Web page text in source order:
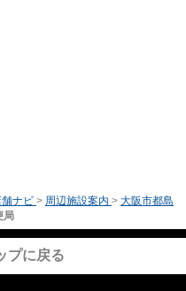
ナビ > 周辺施設案内 > 大阪市都島
局
プに戻る